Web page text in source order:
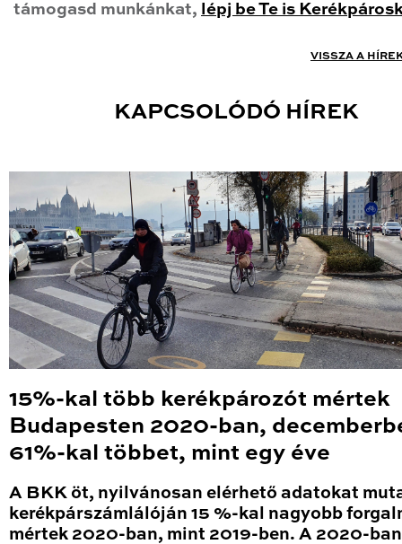
támogasd munkánkat,
lépj be Te is
VISSZA A
KAPCSOLÓDÓ HÍREK
15%-kal több kerékpározót mértek
Budapesten 2020-ban,
61%-kal többet, mint egy éve
A BKK öt, nyilvánosan elérhető adatokat
kerékpárszámlálóján 15 %-kal nagyobb
mértek 2020-ban, mint 2019-ben. A 2020-ban